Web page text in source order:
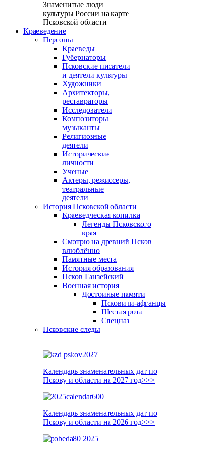
Знаменитые люди
культуры России на карте
Псковской области
Краеведение
Персоны
Краеведы
Губернаторы
Псковские писатели
и деятели культуры
Художники
Архитекторы,
реставраторы
Исследователи
Композиторы,
музыканты
Религиозные
деятели
Исторические
личности
Ученые
Актеры, режиссеры,
театральные
деятели
История Псковской области
Краеведческая копилка
Легенды Псковского
края
Смотрю на древний Псков
влюблённо
Памятные места
История образования
Псков Ганзейский
Военная история
Достойные памяти
Псковичи-афганцы
Шестая рота
Спецназ
Псковские следы
Календарь знаменательных дат по
Пскову и области на 2027 год>>>
Календарь знаменательных дат по
Пскову и области на 2026 год>>>